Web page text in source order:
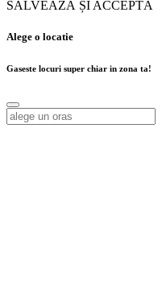
SALVEAZĂ ȘI ACCEPTĂ
Alege o locatie
Gaseste locuri super chiar in zona ta!
Alege o locatie